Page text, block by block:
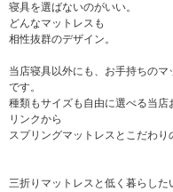
寝具を選ばないのがいい。
どんなマットレスも
相性抜群のデザイン。
当店寝具以外にも、お手持ちの
です。
種類もサイズも自由に選べる当
リンクから
スプリングマットレスとこだわり
三折りマットレスと低く暮らした